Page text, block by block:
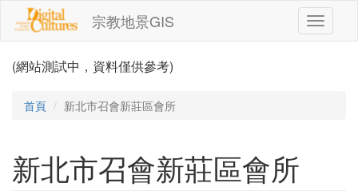
移至主內容
宗教地景GIS
Toggle
(網站測試中，資料僅供參考)
首頁 新北市召會新莊區會所
新北市召會新莊區會所